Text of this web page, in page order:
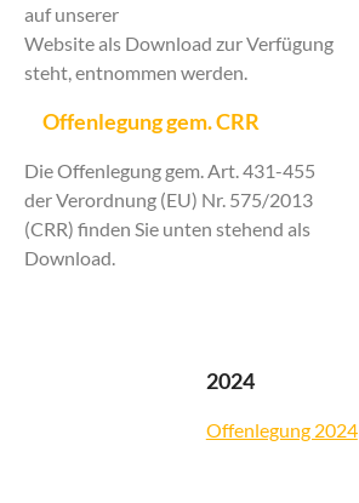
auf unserer
Website als Download zur Verfügung
steht, entnommen werden.
Offenlegung gem. CRR
Die Offenlegung gem. Art. 431-455
der Verordnung (EU) Nr. 575/2013
(CRR) finden Sie unten stehend als
Download.
2024
Offenlegung 2024